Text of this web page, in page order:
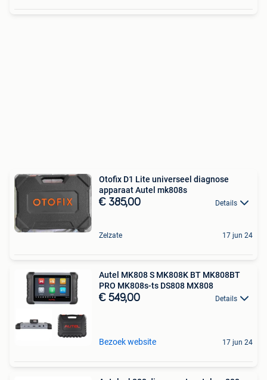
Otofix D1 Lite universeel diagnose
apparaat Autel mk808s
€ 385,00 Details
Zelzate 17 jun 24
Autel MK808 S MK808K BT MK808BT
PRO MK808s-ts DS808 MX808
€ 549,00 Details
Bezoek website 17 jun 24